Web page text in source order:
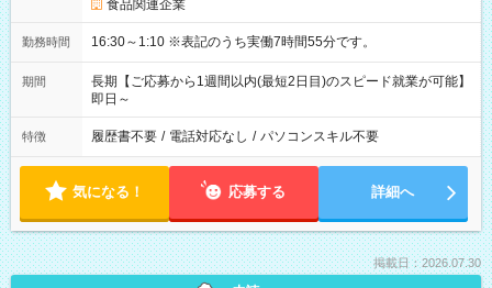
食品関連企業
勤務時間 16:30～1:10 ※表記のうち実働7時間55分です。
期間
長期【ご応募から1週間以内(最短2日目)のスピード就業が可能】
即日～
特徴 履歴書不要 / 電話対応なし / パソコンスキル不要
気になる！ 応募する 詳細へ
掲載日：2026.07.30